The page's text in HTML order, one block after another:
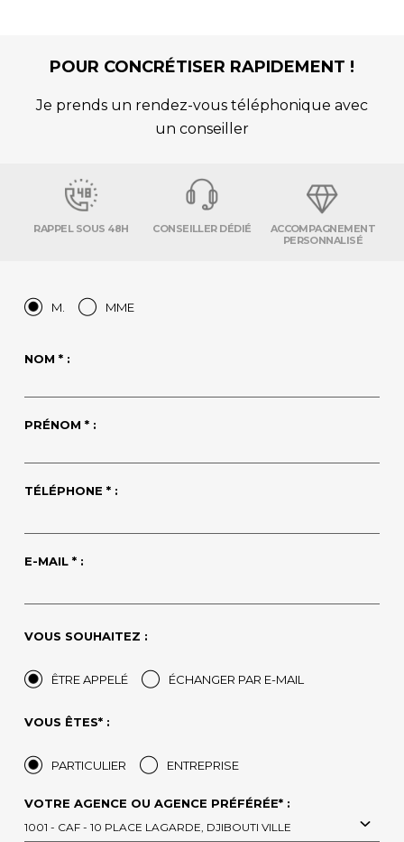
POUR CONCRÉTISER RAPIDEMENT !
Je prends un rendez-vous téléphonique avec
un conseiller
RAPPEL SOUS 48H CONSEILLER DÉDIÉ
ACCOMPAGNEMENT
PERSONNALISÉ
M. MME
NOM * :
PRÉNOM * :
TÉLÉPHONE * :
E-MAIL * :
VOUS SOUHAITEZ :
ÊTRE APPELÉ ÉCHANGER PAR E-MAIL
VOUS ÊTES* :
PARTICULIER ENTREPRISE
VOTRE AGENCE OU AGENCE PRÉFÉRÉE* :
1001 - CAF - 10 PLACE LAGARDE, DJIBOUTI VILLE